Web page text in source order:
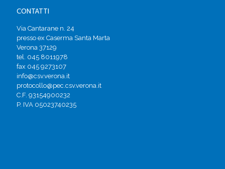
CONTATTI
Via Cantarane n. 24
presso ex Caserma Santa Marta
Verona 37129
tel. 045 8011978
fax 045 9273107
info@csv.verona.it
protocollo@pec.csv.verona.it
C.F. 93154900232
P. IVA 05023740235